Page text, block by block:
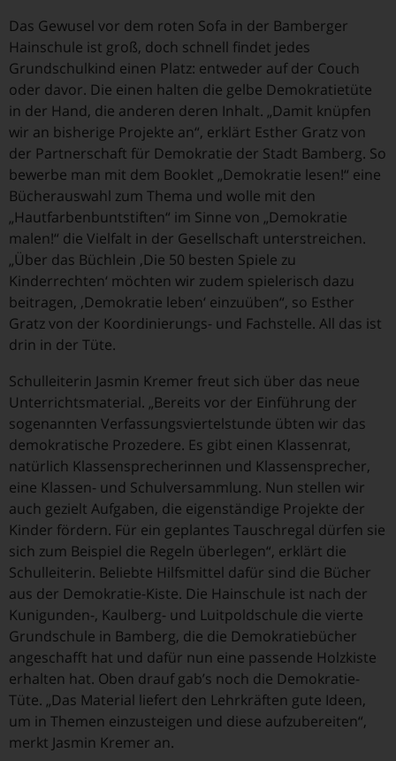
Das Gewusel vor dem roten Sofa in der Bamberger
Hainschule ist groß, doch schnell findet jedes
Grundschulkind einen Platz: entweder auf der Couch
oder davor. Die einen halten die gelbe Demokratietüte
in der Hand, die anderen deren Inhalt. „Damit knüpfen
wir an bisherige Projekte an“, erklärt Esther Gratz von
der Partnerschaft für Demokratie der Stadt Bamberg. So
bewerbe man mit dem Booklet „Demokratie lesen!“ eine
Bücherauswahl zum Thema und wolle mit den
„Hautfarbenbuntstiften“ im Sinne von „Demokratie
malen!“ die Vielfalt in der Gesellschaft unterstreichen.
„Über das Büchlein ,Die 50 besten Spiele zu
Kinderrechten‘ möchten wir zudem spielerisch dazu
beitragen, ,Demokratie leben‘ einzuüben“, so Esther
Gratz von der Koordinierungs- und Fachstelle. All das ist
drin in der Tüte.
Schulleiterin Jasmin Kremer freut sich über das neue
Unterrichtsmaterial. „Bereits vor der Einführung der
sogenannten Verfassungsviertelstunde übten wir das
demokratische Prozedere. Es gibt einen Klassenrat,
natürlich Klassensprecherinnen und Klassensprecher,
eine Klassen- und Schulversammlung. Nun stellen wir
auch gezielt Aufgaben, die eigenständige Projekte der
Kinder fördern. Für ein geplantes Tauschregal dürfen sie
sich zum Beispiel die Regeln überlegen“, erklärt die
Schulleiterin. Beliebte Hilfsmittel dafür sind die Bücher
aus der Demokratie-Kiste. Die Hainschule ist nach der
Kunigunden-, Kaulberg- und Luitpoldschule die vierte
Grundschule in Bamberg, die die Demokratiebücher
angeschafft hat und dafür nun eine passende Holzkiste
erhalten hat. Oben drauf gab’s noch die Demokratie-
Tüte. „Das Material liefert den Lehrkräften gute Ideen,
um in Themen einzusteigen und diese aufzubereiten“,
merkt Jasmin Kremer an.